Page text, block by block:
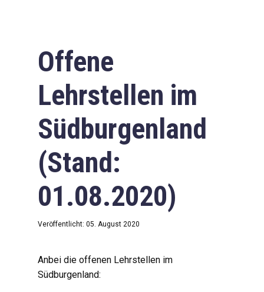
Offene
Lehrstellen im
Südburgenland
(Stand:
01.08.2020)
Veröffentlicht: 05. August 2020
Anbei die offenen Lehrstellen im
Südburgenland: